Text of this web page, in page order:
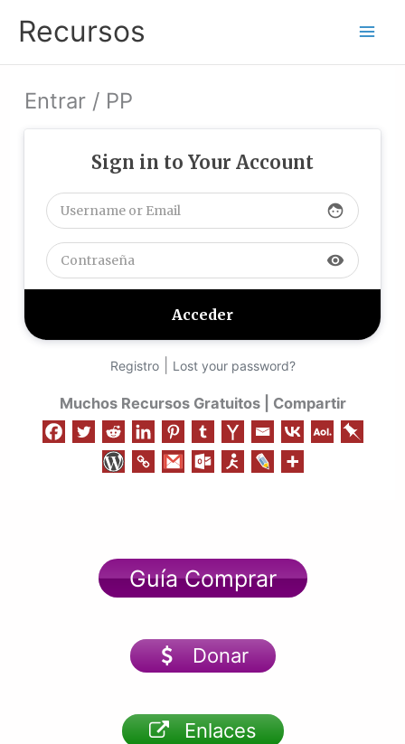
contenido
Recursos
Entrar / PP
Sign in to Your Account
face
visibility
Registro| Lost your password?
Muchos Recursos Gratuitos | Compartir
Guía Comprar
Donar
Enlaces